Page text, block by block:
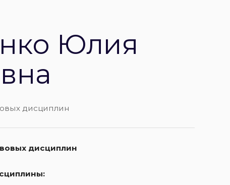
Юлия
дисциплин
дисциплин